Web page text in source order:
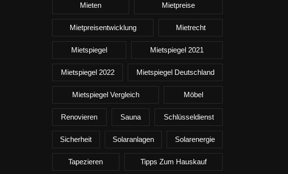
Mieten Mietpreise
Mietpreisentwicklung Mietrecht
Mietspiegel Mietspiegel 2021
Mietspiegel 2022 Mietspiegel Deutschland
Mietspiegel Vergleich Möbel
Renovieren Sauna Schlüsseldienst
Sicherheit Solaranlagen Solarenergie
Tapezieren Tipps Zum Hauskauf